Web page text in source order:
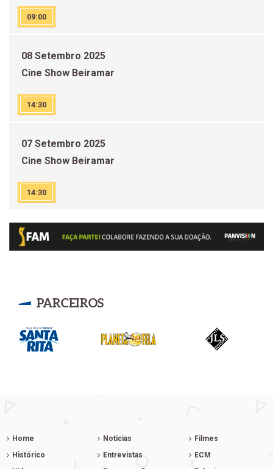
09:00
08 Setembro 2025
Cine Show Beiramar
14:30
07 Setembro 2025
Cine Show Beiramar
14:30
PARCEIROS
Home
Histórico
Notícias
Entrevistas
Filmes
ECM